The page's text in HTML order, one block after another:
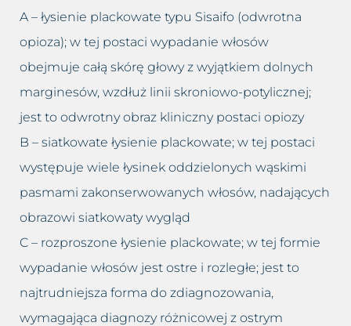
A – łysienie plackowate typu Sisaifo (odwrotna
opioza); w tej postaci wypadanie włosów
obejmuje całą skórę głowy z wyjątkiem dolnych
marginesów, wzdłuż linii skroniowo-potylicznej;
jest to odwrotny obraz kliniczny postaci opiozy
B – siatkowate łysienie plackowate; w tej postaci
występuje wiele łysinek oddzielonych wąskimi
pasmami zakonserwowanych włosów, nadających
obrazowi siatkowaty wygląd
C – rozproszone łysienie plackowate; w tej formie
wypadanie włosów jest ostre i rozległe; jest to
najtrudniejsza forma do zdiagnozowania,
wymagająca diagnozy różnicowej z ostrym